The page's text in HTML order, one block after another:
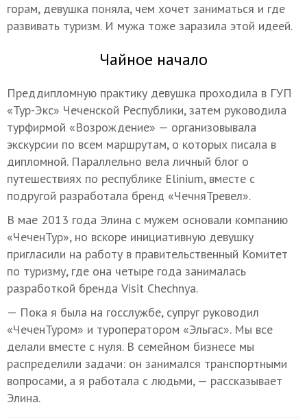
горам, девушка поняла, чем хочет заниматься и где
развивать туризм. И мужа тоже заразила этой идеей.
Чайное начало
Преддипломную практику девушка проходила в ГУП
«Тур-Экс» Чеченской Республики, затем руководила
турфирмой «Возрождение» — организовывала
экскурсии по всем маршрутам, о которых писала в
дипломной. Параллельно вела личный блог о
путешествиях по республике Elinium, вместе с
подругой разработала бренд «ЧечняТревел».
В мае 2013 года Элина с мужем основали компанию
«ЧеченТур», но вскоре инициативную девушку
пригласили на работу в правительственный Комитет
по туризму, где она четыре года занималась
разработкой бренда Visit Chechnya.
— Пока я была на госслужбе, супруг руководил
«ЧеченТуром» и туроператором «Эльгас». Мы все
делали вместе с нуля. В семейном бизнесе мы
распределили задачи: он занимался транспортными
вопросами, а я работала с людьми, — рассказывает
Элина.